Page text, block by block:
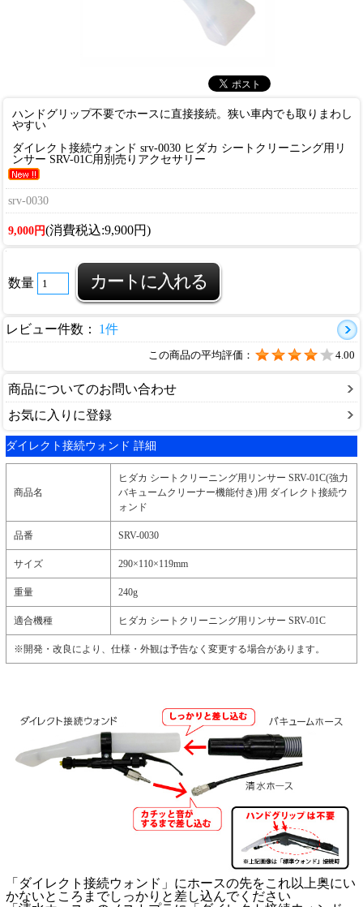
ハンドグリップ不要でホースに直接接続。狭い車内でも取りまわし
やすい
ダイレクト接続ウォンド srv-0030 ヒダカ シートクリーニング用リ
ンサー SRV-01C用別売りアクセサリー
srv-0030
9,000円(消費税込:9,900円)
数量
レビュー件数： 1件
この商品の平均評価： 4.00
商品についてのお問い合わせ
お気に入りに登録
ダイレクト接続ウォンド 詳細
商品名
ヒダカ シートクリーニング用リンサー SRV-01C(強力
バキュームクリーナー機能付き)用 ダイレクト接続ウ
ォンド
品番 SRV-0030
サイズ 290×110×119mm
重量 240g
適合機種 ヒダカ シートクリーニング用リンサー SRV-01C
※開発・改良により、仕様・外観は予告なく変更する場合があります。
「ダイレクト接続ウォンド」にホースの先をこれ以上奥にい
かないところまでしっかりと差し込んでください